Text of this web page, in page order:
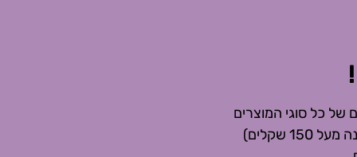
של כל סוגי המוצרים
בפריסה ארצית תוך פרק זמן מהיר במיוחד (משלוחים חינם בהזמנה מעל 150 שקלים)